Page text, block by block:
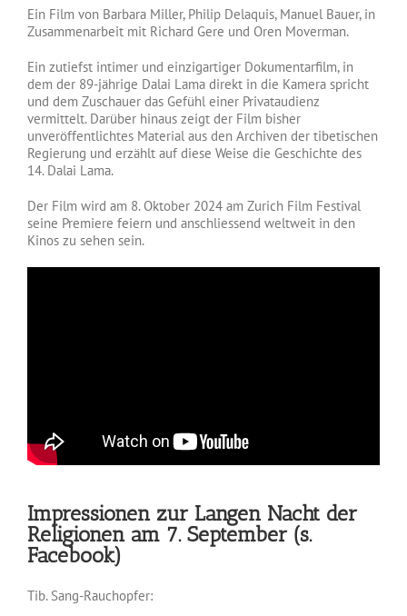
Ein Film von Barbara Miller, Philip Delaquis, Manuel Bauer, in
Zusammenarbeit mit Richard Gere und Oren Moverman.
Ein zutiefst intimer und einzigartiger Dokumentarfilm, in
dem der 89-jährige Dalai Lama direkt in die Kamera spricht
und dem Zuschauer das Gefühl einer Privataudienz
vermittelt. Darüber hinaus zeigt der Film bisher
unveröffentlichtes Material aus den Archiven der tibetischen
Regierung und erzählt auf diese Weise die Geschichte des
14. Dalai Lama.
Der Film wird am 8. Oktober 2024 am Zurich Film Festival
seine Premiere feiern und anschliessend weltweit in den
Kinos zu sehen sein.
Impressionen zur Langen Nacht der
Religionen am 7. September (s.
Facebook)
Tib. Sang-Rauchopfer: